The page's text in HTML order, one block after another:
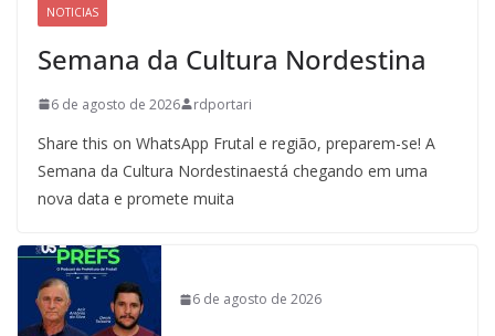
NOTICIAS
Semana da Cultura Nordestina
6 de agosto de 2026 rdportari
Share this on WhatsApp Frutal e região, preparem-se! A
Semana da Cultura Nordestinaestá chegando em uma
nova data e promete muita
6 de agosto de 2026